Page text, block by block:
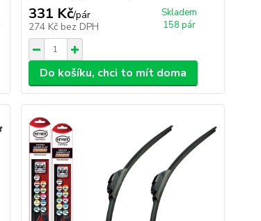
331 Kč/pár
274 Kč bez DPH
Skladem
158 pár
Do košíku, chci to mít doma